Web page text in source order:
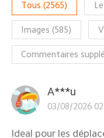
Tous (2565)
Images (585)
Commentaires
A***u
03/08/2026
Ideal pour les